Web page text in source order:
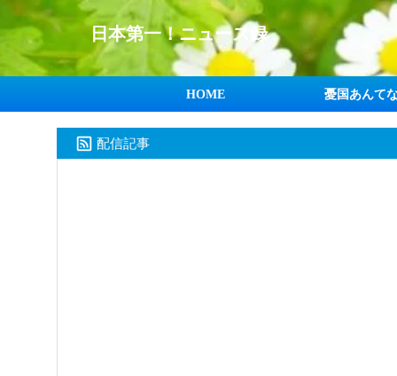
日本第一！ニュース録
HOME 憂国あんて
配信記事